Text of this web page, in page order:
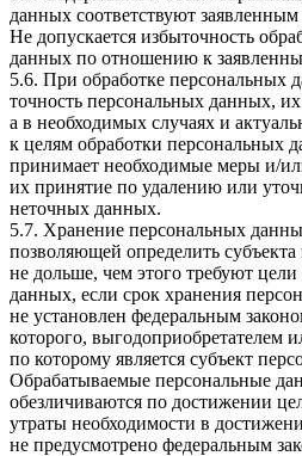
данных соответствуют
Не допускается избыточность
данных по отношению к
5.6. При обработке персональных
точность персональных данных, их
а в необходимых случаях и
к целям обработки персональных
принимает необходимые меры и/
их принятие по удалению или
неточных данных.
5.7. Хранение персональных
позволяющей определить
не дольше, чем этого требуют
данных, если срок хранения
не установлен федеральным
которого, выгодоприобретателем
по которому является субъект
Обрабатываемые персональные
обезличиваются по достижении
утраты необходимости в
не предусмотрено федеральным